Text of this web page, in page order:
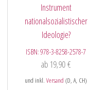
Instrument
nationalsozialistischer
Ideologie?
ISBN:978-3-8258-2578-7
ab 19,90€
und inkl.Versand (D, A, CH)